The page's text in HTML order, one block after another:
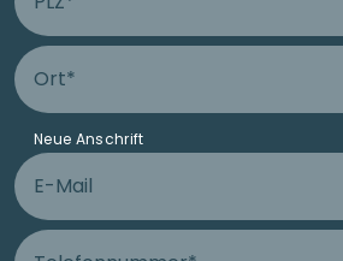
Ort Anschluss
Neue Anschrift
E-Mail
Telefonnummer